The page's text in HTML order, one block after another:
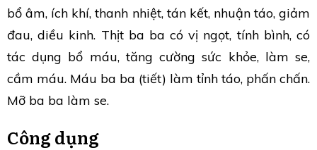
bổ âm, ích khí, thanh nhiệt, tán kết, nhuận táo, giảm
đau, diều kinh. Thịt ba ba có vị ngọt, tính bình, có
tác dụng bổ máu, tăng cường sức khỏe, làm se,
cầm máu. Máu ba ba (tiết) làm tỉnh táo, phấn chấn.
Mỡ ba ba làm se.
Công dụng